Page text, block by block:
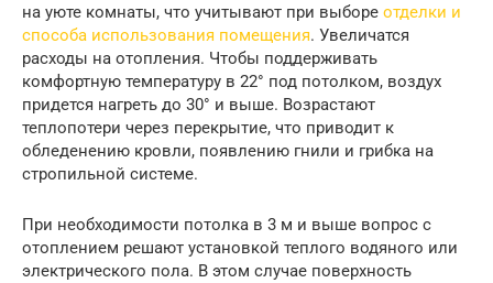
на уюте комнаты, что учитывают при выборе отделки и
способа использования помещения. Увеличатся
расходы на отопления. Чтобы поддерживать
комфортную температуру в 22° под потолком, воздух
придется нагреть до 30° и выше. Возрастают
теплопотери через перекрытие, что приводит к
обледенению кровли, появлению гнили и грибка на
стропильной системе.
При необходимости потолка в 3 м и выше вопрос с
отоплением решают установкой теплого водяного или
электрического пола. В этом случае поверхность